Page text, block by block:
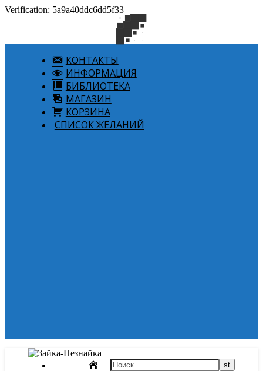
Verification: 5a9a40ddc6dd5f33
КОНТАКТЫ
ИНФОРМАЦИЯ
БИБЛИОТЕКА
МАГАЗИН
КОРЗИНА
СПИСОК ЖЕЛАНИЙ